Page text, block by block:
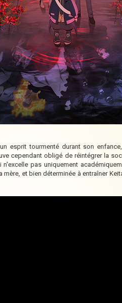
esprit tourmenté durant son
cependant obligé de réintégrer la
pas uniquement
et bien déterminée à entraîner